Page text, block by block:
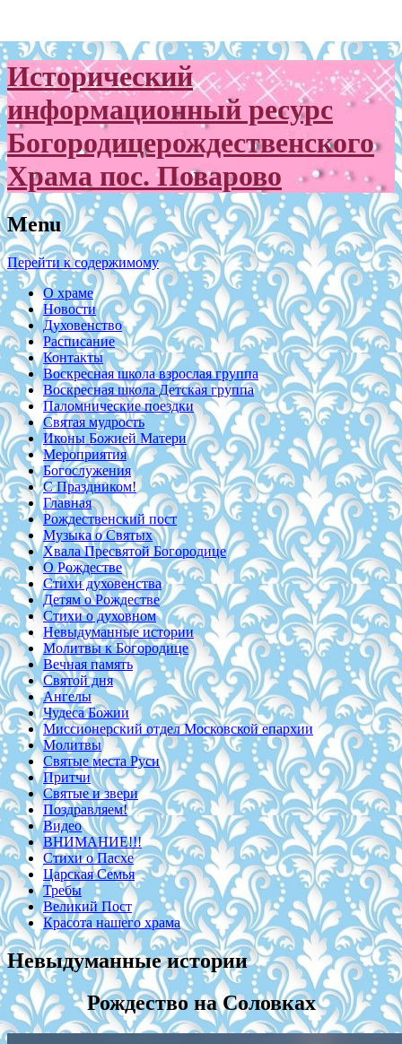
Исторический
информационный ресурс
Богородицерождественского
Храма пос. Поварово
Menu
Перейти к содержимому
О храме
Новости
Духовенство
Расписание
Контакты
Воскресная школа взрослая группа
Воскресная школа Детская группа
Паломнические поездки
Святая мудрость
Иконы Божией Матери
Мероприятия
Богослужения
С Праздником!
Главная
Рождественский пост
Музыка о Святых
Хвала Пресвятой Богородице
О Рождестве
Стихи духовенства
Детям о Рождестве
Стихи о духовном
Невыдуманные истории
Молитвы к Богородице
Вечная память
Святой дня
Ангелы
Чудеса Божии
Миссионерский отдел Московской епархии
Молитвы
Святые места Руси
Притчи
Святые и звери
Поздравляем!
Видео
ВНИМАНИЕ!!!
Стихи о Пасхе
Царская Семья
Требы
Великий Пост
Красота нашего храма
Невыдуманные истории
Рождество на Соловках